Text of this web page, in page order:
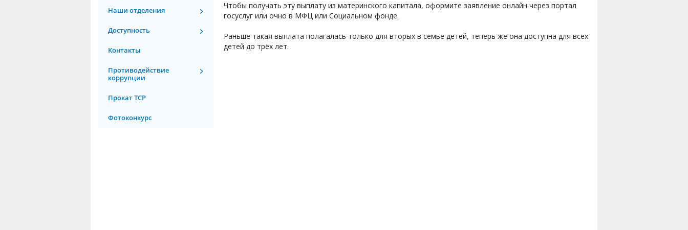
Наши отделения
Доступность
Контакты
Противодействие
коррупции
Прокат ТСР
Фотоконкурс
Чтобы получать эту выплату из материнского капитала, оформите заявление онлайн через портал
госуслуг или очно в МФЦ или Социальном фонде.
Раньше такая выплата полагалась только для вторых в семье детей, теперь же она доступна для всех
детей до трёх лет.